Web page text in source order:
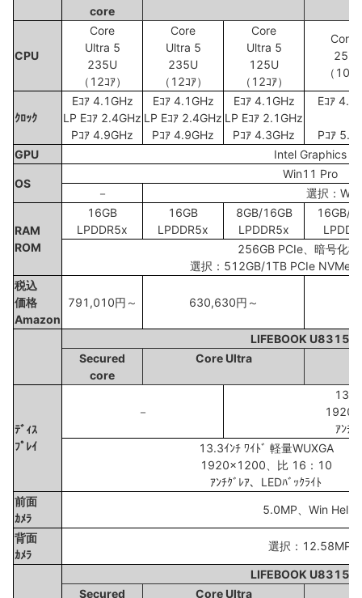
core
CPU
Core
Ultra 5
235U
（12ｺｱ）
Core
Ultra 5
235U
（12ｺｱ）
Core
Ultra 5
125U
（12ｺｱ）
Core
（10ｺ
ｸﾛｯｸ
Eｺｱ 4.1GHz
LP Eｺｱ 2.4GHz
Pｺｱ 4.9GHz
Eｺｱ 4.1GHz
LP Eｺｱ 2.4GHz
Pｺｱ 4.9GHz
Eｺｱ 4.1GHz
LP Eｺｱ 2.1GHz
Pｺｱ 4.3GHz
Eｺｱ
Pｺｱ
GPU
Intel Graphics
OS
Win11 Pro
－
選択：
RAM
ROM
16GB
LPDDR5x
16GB
LPDDR5x
8GB/16GB
LPDDR5x
16GB/
256GB PCIe、暗号化機
選択：512GB/1TB PCIe NVMe
税込
価格
Amazon
791,010円～ 630,630円～
LIFEBOOK
Secured
core
Core Ultra
ﾃﾞｨｽ
ﾌﾟﾚｲ
－
13.3
ｱﾝﾁｸ
13.3ｲﾝﾁ ﾜｲﾄﾞ 軽量WUXGA
1920x1200、比 16：10
ｱﾝﾁｸﾞﾚｱ、LEDﾊﾞｯｸﾗｲﾄ
前面
ｶﾒﾗ
5.0MP、Win Hello
背面
ｶﾒﾗ
選択：12.58MP
LIFEBOOK
Secured
Core Ultra